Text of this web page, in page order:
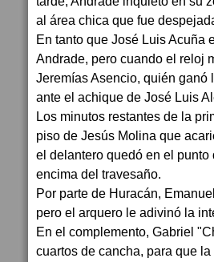
al área chica que fue
En tanto que José Luis Acuña
Andrade, pero cuando el reloj
Jeremías Asencio, quién
ante el achique de José Luis
Los minutos restantes de la
piso de Jesús Molina que
el delantero quedó en el
encima del travesaño.
Por parte de Huracán,
pero el arquero le adivinó la
En el complemento, Gabriel
cuartos de cancha, para que